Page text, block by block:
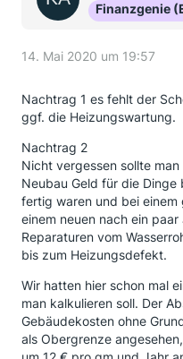
14. Mai 2020 um 19:57
Nachtrag 1 es fehlt der
ggf. die Heizungswartung.
Nachtrag 2
Nicht vergessen sollte
Neubau Geld für die
fertig waren und bei
einem neuen nach ein
Reparaturen vom
bis zum Heizungsdefekt.
Wir hatten hier schon mal
man kalkulieren soll. Der
Gebäudekosten ohne
als Obergrenze